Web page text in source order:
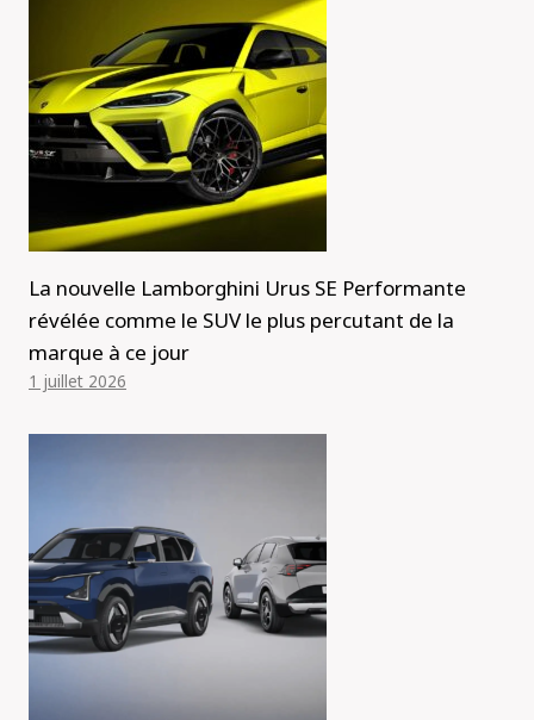
La nouvelle Lamborghini Urus SE Performante
révélée comme le SUV le plus percutant de la
marque à ce jour
1 juillet 2026